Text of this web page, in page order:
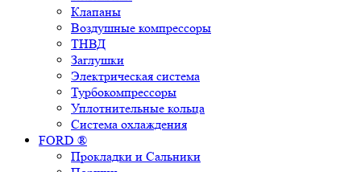
Клапаны
Воздушные компрессоры
ТНВД
Заглушки
Электрическая система
Турбокомпрессоры
Уплотнительные кольца
Система охлаждения
FORD ®
Прокладки и Сальники